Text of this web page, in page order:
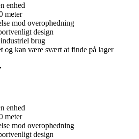
enhed
meter
mod overophedning
design
brug
og kan være svært at finde på lager
enhed
meter
mod overophedning
design